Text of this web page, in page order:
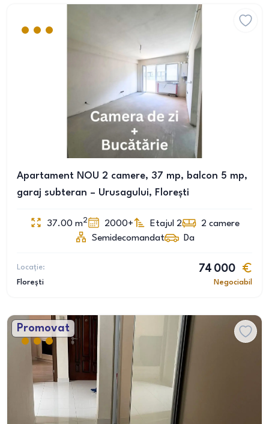
Apartament NOU 2 camere, 37 mp, balcon 5 mp,
garaj subteran – Urusagului, Florești
37.00 m2 2000+ Etajul 2 2 camere
Semidecomandat
Da
Locație:
Florești
74 000
Negociabil
Promovat